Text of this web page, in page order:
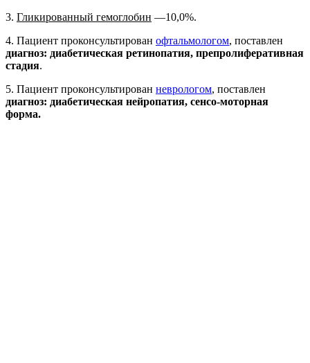
3. Гликированный гемоглобин —10,0%.
4. Пациент проконсультирован офтальмологом, поставлен
диагноз: диабетическая ретинопатия, препролиферативная
стадия.
5. Пациент проконсультирован неврологом, поставлен
диагноз: диабетическая нейропатия, сенсо-моторная
форма.